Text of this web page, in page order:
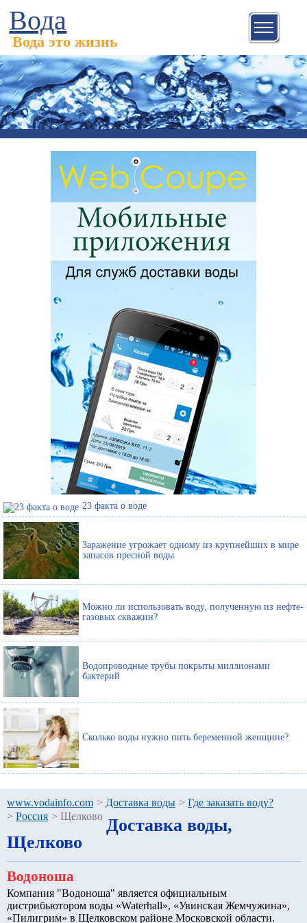
Вода
Вода это жизнь
23 факта о воде
Заражение угрожает одному из крупнейших в мире
запасов пресной воды
Можно ли использовать воду, полученную из нефте-
газовых скважин?
Водопроводные трубы покрыты миллионами
бактерий
Сколько воды нужно пить беременной женщине?
www.vodainfo.com > Доставка воды > Где заказать воду?
> Россия > Щелково Доставка воды,
Щелково
Водоноша
Компания "Водоноша" является официальным
дистрибьютором воды «Waterhall», «Увинская Жемчужина»,
«Пилигрим» в Щелковском районе Московской области.